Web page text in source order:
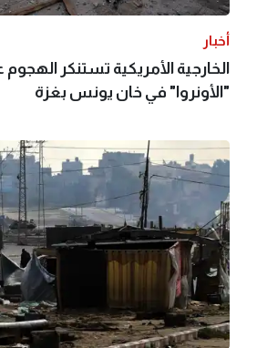
أخبار
الخارجية الأمريكية تستنكر
"الأونروا" في خان يونس بغزة